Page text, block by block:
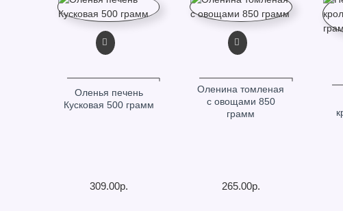
Оленья печень
Кусковая 500 грамм
309.00р.
Оленина томленая
с овощами 850
грамм
265.00р.